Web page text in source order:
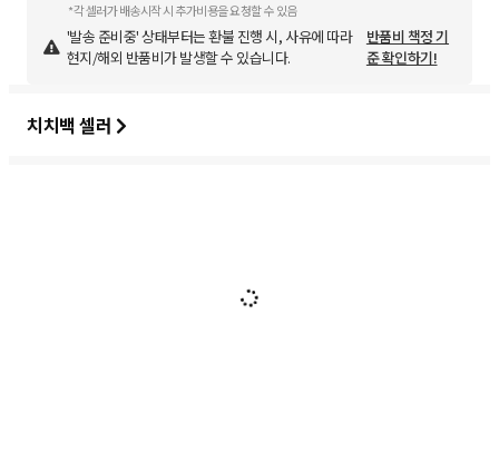
*각 셀러가 배송시작 시 추가비용을 요청할 수 있음
'발송 준비중' 상태부터는 환불 진행 시, 사유에 따라
현지/해외 반품비가 발생할 수 있습니다.
반품비 책정 기
준 확인하기!
치치백 셀러